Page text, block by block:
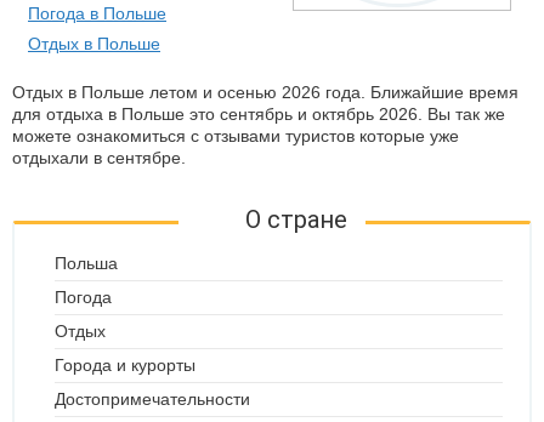
Погода в Польше
Отдых в Польше
Отдых в Польше летом и осенью 2026 года. Ближайшие время
для отдыха в Польше это сентябрь и октябрь 2026. Вы так же
можете ознакомиться с отзывами туристов которые уже
отдыхали в сентябре.
О стране
Польша
Погода
Отдых
Города и курорты
Достопримечательности